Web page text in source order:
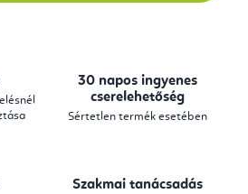
30 napos ingyenes
cserelehetőség
Sértetlen termék esetében
Szakmai tanácsadás